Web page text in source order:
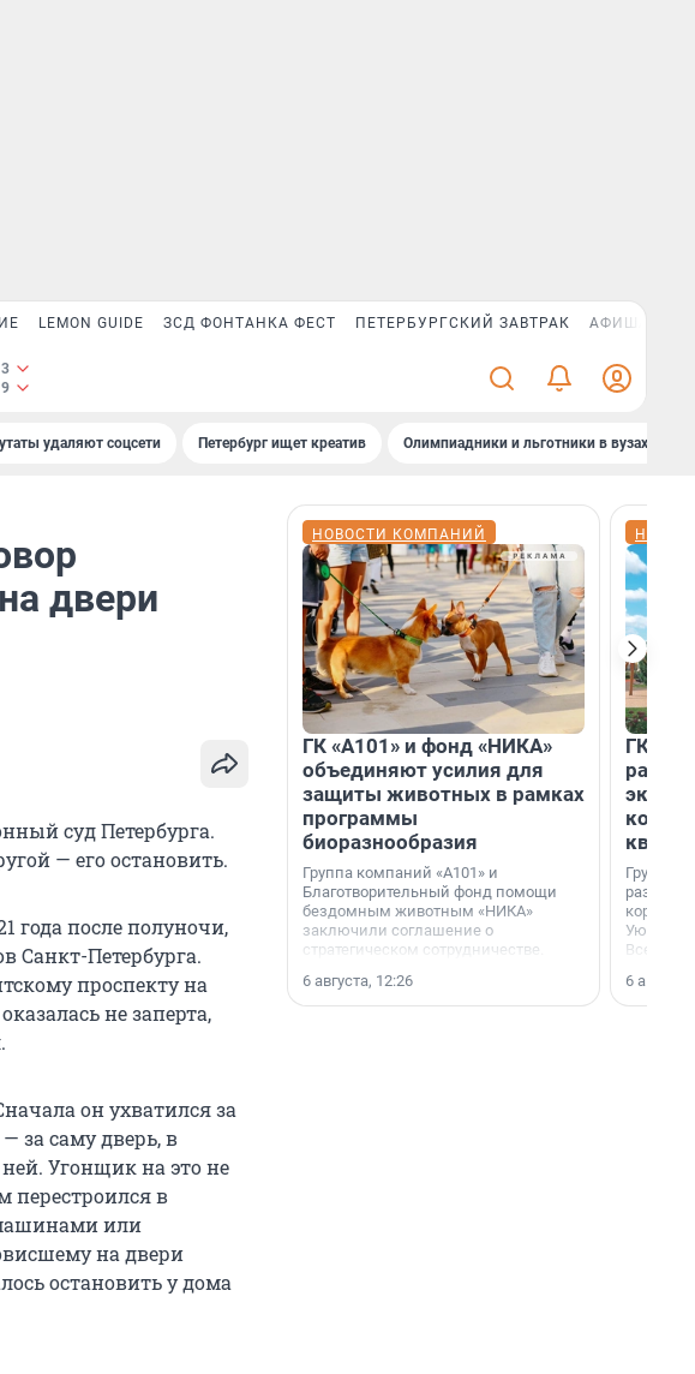
LEMON GUIDE ЗСД ФОНТАНКА ФЕСТ ПЕТЕРБУРГСКИЙ ЗАВТРАК АФИША PLUS
удаляют соцсети Петербург ищет креатив Олимпиадники и льготники в вузах СПб
двери
суд Петербурга.
— его остановить.
года после полуночи,
Санкт-Петербурга.
проспекту на
не заперта,
он ухватился за
за саму дверь, в
Угонщик на это не
перестроился в
или
на двери
остановить у дома
НОВОСТИ КОМПАНИЙ
ГК «А101» и фонд «НИКА»
объединяют усилия для
защиты животных в рамках
программы
биоразнообразия
Группа компаний «А101» и
Благотворительный фонд помощи
бездомным животным «НИКА»
заключили соглашение о
стратегическом сотрудничестве.
6 августа, 12:26
ГК
Группа
корпуса
Уютный
6